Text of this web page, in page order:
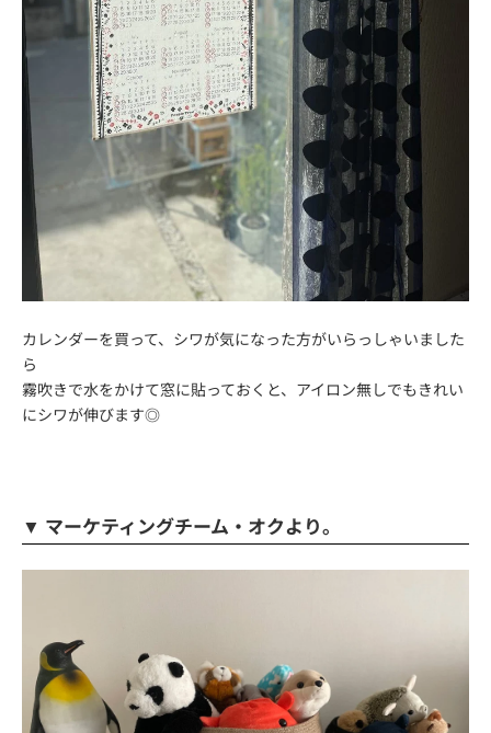
カレンダーを買って、シワが気になった方がいらっしゃいました
ら
霧吹きで水をかけて窓に貼っておくと、アイロン無しでもきれい
にシワが伸びます◎
▼ マーケティングチーム・オクより。